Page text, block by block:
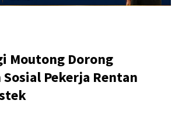
Moutong Dorong
Pekerja Rentan